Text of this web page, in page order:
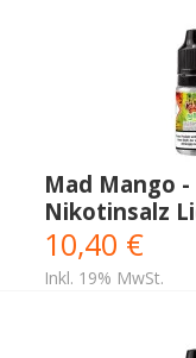
Mad Mango -
Nikotinsalz
10,40 €
Inkl. 19% MwSt.